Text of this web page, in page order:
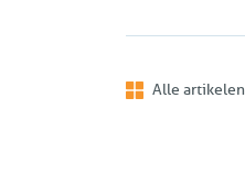
Alle artikelen